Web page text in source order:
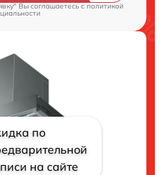
Вы соглашаетесь cполитикой
по
на сайте